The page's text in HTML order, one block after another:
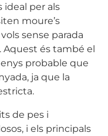
ideal per als
moure’s
sense parada
és també el
probable que
ja que la
de pes i
i els principals